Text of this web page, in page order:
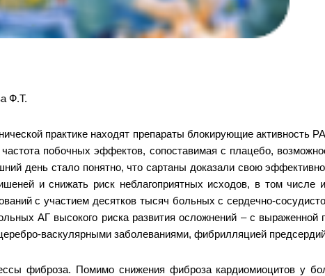
Ф.Т.
практике находят препараты блокирующие активность
побочных эффектов, сопоставимая с плацебо,
день стало понятно, что сартаны доказали свою
и снижать риск неблагоприятных исходов, в том
с участием десятков тысяч больных с сердечно-
АГ высокого риска развития осложнений – с
васкулярными заболеваниями, фибрилляцией
фиброза. Помимо снижения фиброза кардиомиоцитов у